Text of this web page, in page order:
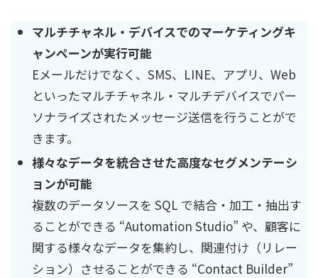
マルチチャネル・デバイスでのマーケティングキ
ャンペーンが実行可能
Eメールだけでなく、SMS、LINE、アプリ、Web
といったマルチチャネル・マルチデバイスでパー
ソナライズされたメッセージ送信を行うことがで
きます。
様々なデータを統合させた高度なセグメンテーシ
ョンが可能
複数のデータソースを SQL で結合・加工・抽出す
ることができる “Automation Studio” や、顧客に
関する様々なデータを集約し、関連付け（リレー
ション）させることができる “Contact Builder”